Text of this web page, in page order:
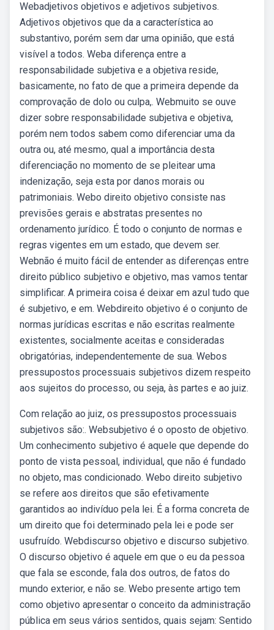
Webadjetivos objetivos e adjetivos subjetivos.
Adjetivos objetivos que da a característica ao
substantivo, porém sem dar uma opinião, que está
visível a todos. Weba diferença entre a
responsabilidade subjetiva e a objetiva reside,
basicamente, no fato de que a primeira depende da
comprovação de dolo ou culpa,. Webmuito se ouve
dizer sobre responsabilidade subjetiva e objetiva,
porém nem todos sabem como diferenciar uma da
outra ou, até mesmo, qual a importância desta
diferenciação no momento de se pleitear uma
indenização, seja esta por danos morais ou
patrimoniais. Webo direito objetivo consiste nas
previsões gerais e abstratas presentes no
ordenamento jurídico. É todo o conjunto de normas e
regras vigentes em um estado, que devem ser.
Webnão é muito fácil de entender as diferenças entre
direito público subjetivo e objetivo, mas vamos tentar
simplificar. A primeira coisa é deixar em azul tudo que
é subjetivo, e em. Webdireito objetivo é o conjunto de
normas jurídicas escritas e não escritas realmente
existentes, socialmente aceitas e consideradas
obrigatórias, independentemente de sua. Webos
pressupostos processuais subjetivos dizem respeito
aos sujeitos do processo, ou seja, às partes e ao juiz.
Com relação ao juiz, os pressupostos processuais
subjetivos são:. Websubjetivo é o oposto de objetivo.
Um conhecimento subjetivo é aquele que depende do
ponto de vista pessoal, individual, que não é fundado
no objeto, mas condicionado. Webo direito subjetivo
se refere aos direitos que são efetivamente
garantidos ao indivíduo pela lei. É a forma concreta de
um direito que foi determinado pela lei e pode ser
usufruído. Webdiscurso objetivo e discurso subjetivo.
O discurso objetivo é aquele em que o eu da pessoa
que fala se esconde, fala dos outros, de fatos do
mundo exterior, e não se. Webo presente artigo tem
como objetivo apresentar o conceito da administração
pública em seus vários sentidos, quais sejam: Sentido